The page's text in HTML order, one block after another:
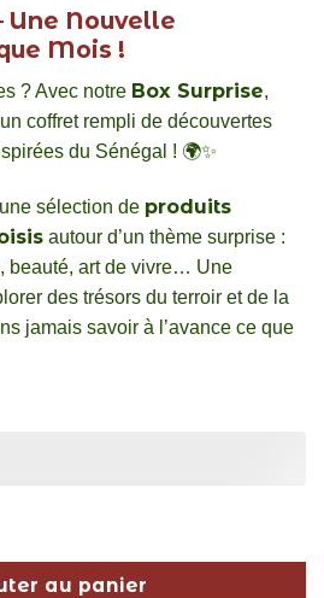
Une Nouvelle
Mois !
? Avec notre Box Surprise,
coffret rempli de découvertes
du Sénégal ! 🌍✨
sélection de produits
autour d’un thème surprise :
beauté, art de vivre… Une
des trésors du terroir et de la
jamais savoir à l’avance ce que
Box du Mois - Pack Sauces
au panier